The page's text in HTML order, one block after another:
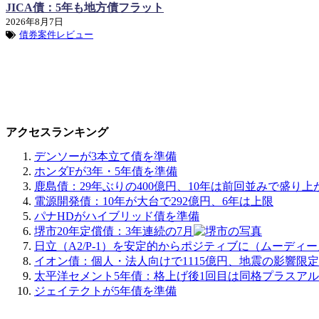
JICA債：5年も地方債フラット
2026年8月7日
債券案件レビュー
アクセスランキング
デンソーが3本立て債を準備
ホンダFが3年・5年債を準備
鹿島債：29年ぶりの400億円、10年は前回並みで盛り上
電源開発債：10年が大台で292億円、6年は上限
パナHDがハイブリッド債を準備
堺市20年定償債：3年連続の7月
日立（A2/P-1）を安定的からポジティブに（ムーディー
イオン債：個人・法人向けで1115億円、地震の影響限
太平洋セメント5年債：格上げ後1回目は同格プラスア
ジェイテクトが5年債を準備